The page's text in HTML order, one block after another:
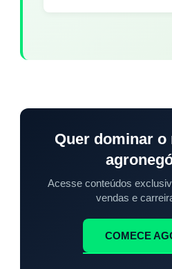
Quer dominar o
Acesse conteúdos
vendas e
COMECE